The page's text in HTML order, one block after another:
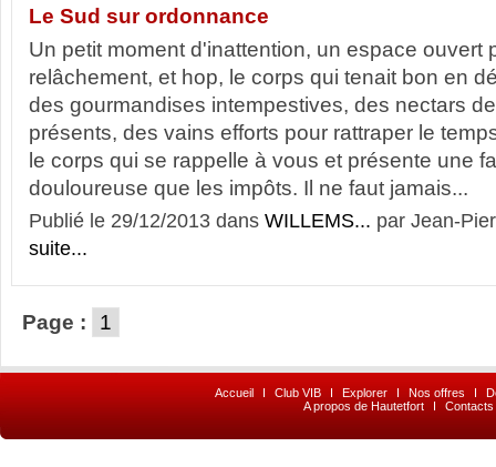
Le Sud sur ordonnance
Un petit moment d'inattention, un espace ouvert
relâchement, et hop, le corps qui tenait bon en
des gourmandises intempestives, des nectars
présents, des vains efforts pour rattraper le
le corps qui se rappelle à vous et présente une
douloureuse que les impôts. Il ne faut jamais...
Publié le 29/12/2013 dans WILLEMS... par Jean-
suite...
Page : 1
Accueil I Club VIB I Explorer I Nos offres I
A propos de Hautetfort
I Contacts